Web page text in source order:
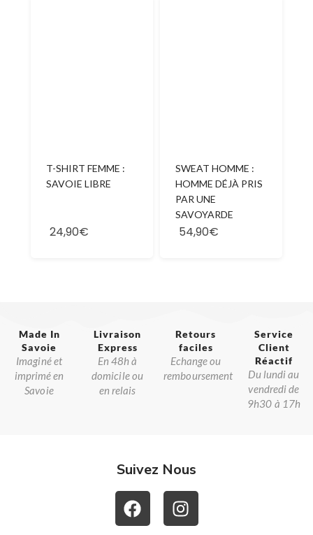
T-SHIRT FEMME :
SAVOIE LIBRE
24,90€
SWEAT HOMME :
HOMME DÉJÀ PRIS
PAR UNE
SAVOYARDE
54,90€
Made In
Savoie​
Imaginé et
imprimé en
Savoie
Livraison
Express
En 48h à
domicile ou
en relais
Retours
faciles
Echange ou
remboursement
Service
Client
Réactif​
Du lundi au
vendredi de
9h30 à 17h
Suivez Nous